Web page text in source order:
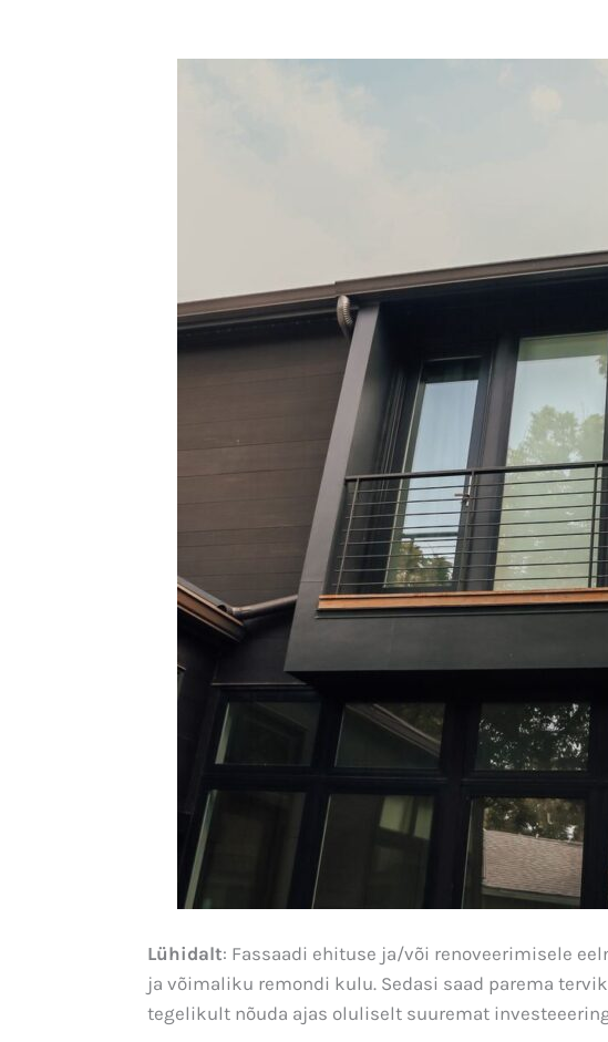
Lühidalt: Fassaadi ehituse ja/või renoveerimisele
ja võimaliku remondi kulu. Sedasi saad parema
tegelikult nõuda ajas oluliselt suuremat